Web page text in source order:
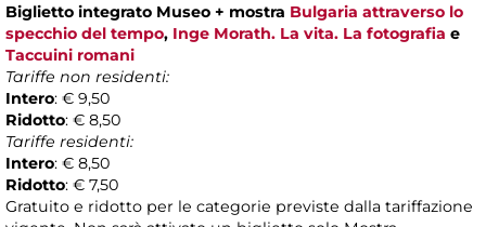
Biglietto integrato Museo + mostra Bulgaria attraverso lo
specchio del tempo, Inge Morath. La vita. La fotografia e
Taccuini romani
Tariffe non residenti:
Intero: € 9,50
Ridotto: € 8,50
Tariffe residenti:
Intero: € 8,50
Ridotto: € 7,50
Gratuito e ridotto per le categorie previste dalla tariffazione